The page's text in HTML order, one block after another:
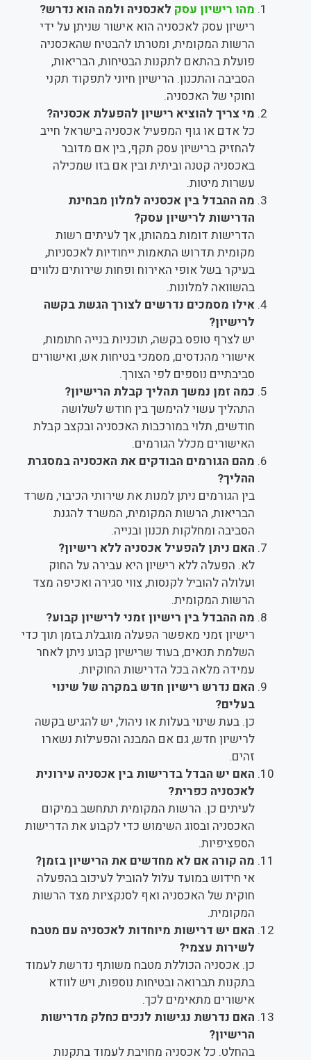
מהו רישיון עסק לאכסניה ולמה הוא נדרש?
רישיון עסק לאכסניה הוא אישור שניתן על ידי
הרשות המקומית, ומטרתו להבטיח שהאכסניה
פועלת בהתאם לתקנות הבטיחות, הבריאות,
הסביבה והתכנון. הרישיון חיוני לתפקוד תקני
וחוקי של האכסניה.
מי צריך להוציא רישיון להפעלת אכסניה?
כל אדם או גוף המפעיל אכסניה בישראל חייב
להחזיק ברישיון עסק תקף, בין אם מדובר
באכסניה קטנה וביתית ובין אם בזו שמכילה
עשרות מיטות.
מה ההבדל בין אכסניה למלון מבחינת
הדרישות לרישיון עסק?
הדרישות דומות במהותן, אך לעיתים רשות
מקומית תדרוש התאמות ייחודיות לאכסניות,
בעיקר בשל אופי האירוח ופחות שירותים נלווים
בהשוואה למלונות.
אילו מסמכים נדרשים לצורך הגשת בקשה
לרישיון?
יש לצרף טופס בקשה, תוכניות בנייה חתומות,
אישורי מהנדסים, מסמכי בטיחות אש, ואישורים
סביבתיים נוספים לפי הצורך.
כמה זמן נמשך תהליך קבלת הרישיון?
התהליך עשוי להימשך בין חודש לשלושה
חודשים, תלוי במורכבות האכסניה ובקצב קבלת
האישורים מכלל הגורמים.
מהם הגורמים הבודקים את האכסניה במסגרת
ההליך?
בין הגורמים ניתן למנות את שירותי הכיבוי, משרד
הבריאות, הרשות המקומית, המשרד להגנת
הסביבה ומחלקות תכנון ובנייה.
האם ניתן להפעיל אכסניה ללא רישיון?
לא. הפעלה ללא רישיון היא עבירה על החוק
ועלולה להוביל לקנסות, צווי סגירה ואכיפה מצד
הרשות המקומית.
מה ההבדל בין רישיון זמני לרישיון קבוע?
רישיון זמני מאפשר הפעלה מוגבלת בזמן תוך כדי
השלמת תנאים, בעוד שרישיון קבוע ניתן לאחר
עמידה מלאה בכל הדרישות החוקיות.
האם נדרש רישיון חדש במקרה של שינוי
בעלים?
כן. בעת שינוי בעלות או ניהול, יש להגיש בקשה
לרישיון חדש, גם אם המבנה והפעילות נשארו
זהים.
האם יש הבדל בדרישות בין אכסניה עירונית
לאכסניה כפרית?
לעיתים כן. הרשות המקומית תתחשב במיקום
האכסניה ובסוג השימוש כדי לקבוע את הדרישות
הספציפיות.
מה קורה אם לא מחדשים את הרישיון בזמן?
אי חידוש במועד עלול להוביל לעיכוב בהפעלה
חוקית של האכסניה ואף לסנקציות מצד הרשות
המקומית.
האם יש דרישות מיוחדות לאכסניה עם מטבח
לשירות עצמי?
כן. אכסניה הכוללת מטבח משותף נדרשת לעמוד
בתקנות תברואה ובטיחות נוספות, ויש לוודא
אישורים מתאימים לכך.
האם נדרשת נגישות לנכים כחלק מדרישות
הרישיון?
בהחלט. כל אכסניה מחויבת לעמוד בתקנות